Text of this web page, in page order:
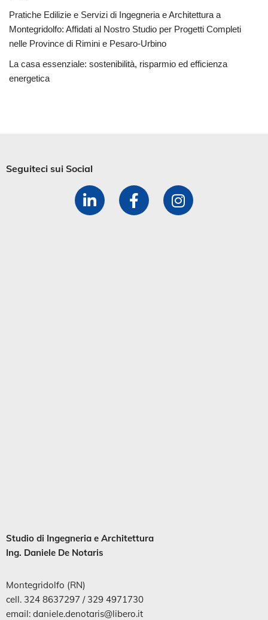
Pratiche Edilizie e Servizi di Ingegneria e Architettura a
Montegridolfo: Affidati al Nostro Studio per Progetti Completi
nelle Province di Rimini e Pesaro-Urbino
La casa essenziale: sostenibilità, risparmio ed efficienza
energetica
Seguiteci sui Social​
Studio di Ingegneria e Architettura
Ing. Daniele De Notaris
Montegridolfo (RN)
cell. 324 8637297 / 329 4971730
email: daniele.denotaris@libero.it